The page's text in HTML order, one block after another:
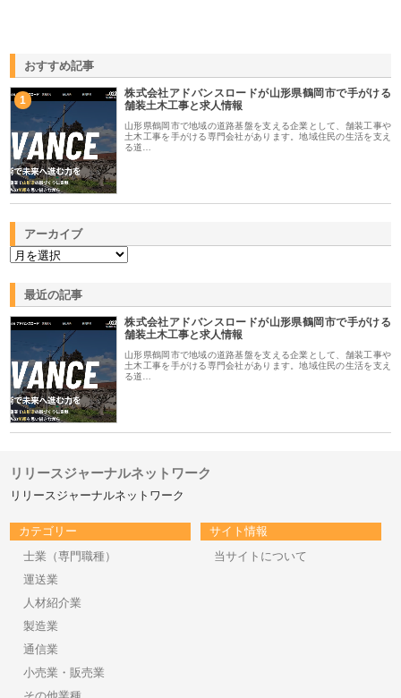
おすすめ記事
1
株式会社アドバンスロードが山形県鶴岡市で手がける
舗装土木工事と求人情報
山形県鶴岡市で地域の道路基盤を支える企業として、舗装工事や
土木工事を手がける専門会社があります。地域住民の生活を支え
る道…
アーカイブ
最近の記事
株式会社アドバンスロードが山形県鶴岡市で手がける
舗装土木工事と求人情報
山形県鶴岡市で地域の道路基盤を支える企業として、舗装工事や
土木工事を手がける専門会社があります。地域住民の生活を支え
る道…
リリースジャーナルネットワーク
リリースジャーナルネットワーク
カテゴリー
士業（専門職種）
運送業
人材紹介業
製造業
通信業
小売業・販売業
サイト情報
当サイトについて